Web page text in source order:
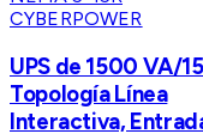
CYBERPOWER
UPS de 1500 VA/
Topología Línea
Interactiva,